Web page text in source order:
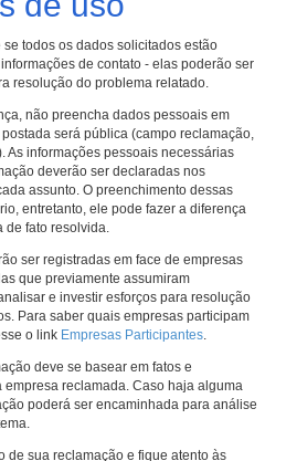
todos os dados solicitados estão
de contato - elas poderão ser
resolução do problema relatado.
não preencha dados pessoais em
será pública (campo reclamação,
As informações pessoais necessárias
deverão ser declaradas nos
assunto. O preenchimento dessas
entretanto, ele pode fazer a diferença
de fato resolvida.
ser registradas em face de empresas
que previamente assumiram
e investir esforços para resolução
Para saber quais empresas participam
o link Empresas Participantes.
deve se basear em fatos e
reclamada. Caso haja alguma
poderá ser encaminhada para análise
de sua reclamação e fique atento às